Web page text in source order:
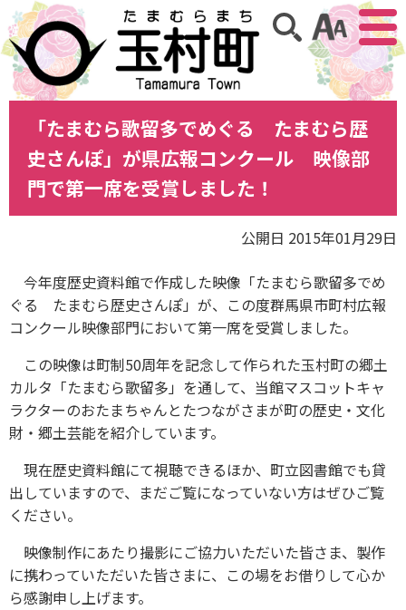
アクセ
サイト内検索
「たまむら歌留多でめぐる たまむら歴
史さんぽ」が県広報コンクール 映像部
門で第一席を受賞しました！
公開日 2015年01月29日
今年度歴史資料館で作成した映像「たまむら歌留多でめ
ぐる たまむら歴史さんぽ」が、この度群馬県市町村広報
コンクール映像部門において第一席を受賞しました。
この映像は町制50周年を記念して作られた玉村町の郷土
カルタ「たまむら歌留多」を通して、当館マスコットキャ
ラクターのおたまちゃんとたつながさまが町の歴史・文化
財・郷土芸能を紹介しています。
現在歴史資料館にて視聴できるほか、町立図書館でも貸
出していますので、まだご覧になっていない方はぜひご覧
ください。
映像制作にあたり撮影にご協力いただいた皆さま、製作
に携わっていただいた皆さまに、この場をお借りして心か
ら感謝申し上げます。